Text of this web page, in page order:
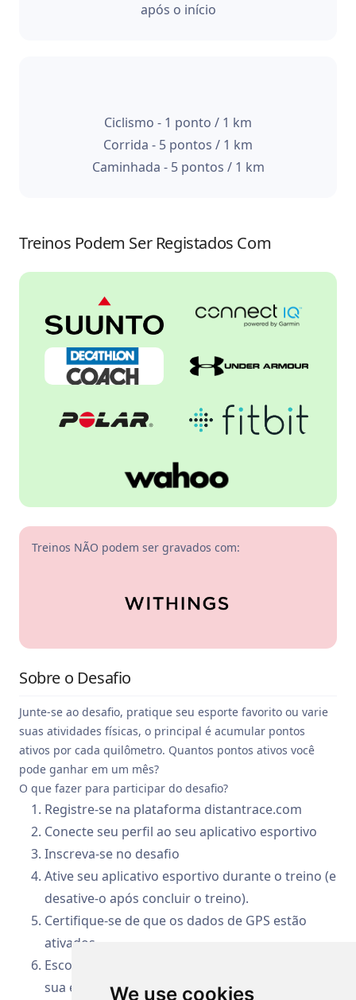
We use cookies
após o início
Ciclismo - 1 ponto / 1 km
Corrida - 5 pontos / 1 km
Caminhada - 5 pontos / 1 km
Treinos Podem Ser Registados Com
Treinos NÃO podem ser gravados com:
Sobre o Desafio
Junte-se ao desafio, pratique seu esporte favorito ou varie
suas atividades físicas, o principal é acumular pontos
ativos por cada quilômetro. Quantos pontos ativos você
pode ganhar em um mês?
O que fazer para participar do desafio?
Registre-se na plataforma distantrace.com
Conecte seu perfil ao seu aplicativo esportivo
Inscreva-se no desafio
Ative seu aplicativo esportivo durante o treino (e
desative-o após concluir o treino).
Certifique-se de que os dados de GPS estão
ativados
Escolha entre caminhar, correr ou pedalar – é a
sua escolha – em um local e horário conveniente